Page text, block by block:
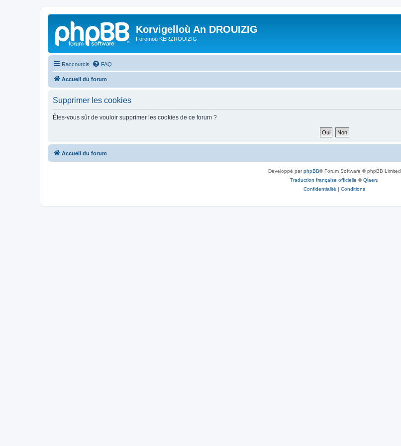
Korvigelloù An DROUIZIG
Foromoù KERZROUIZIG
Raccourcis FAQ
Accueil du forum
Supprimer les cookies
Êtes-vous sûr de vouloir supprimer les cookies de ce forum ?
Accueil du forum
Développé parphpBB® Forum Software © phpBB Limited
Traduction française officielle ©Qiaeru
Confidentialité | Conditions